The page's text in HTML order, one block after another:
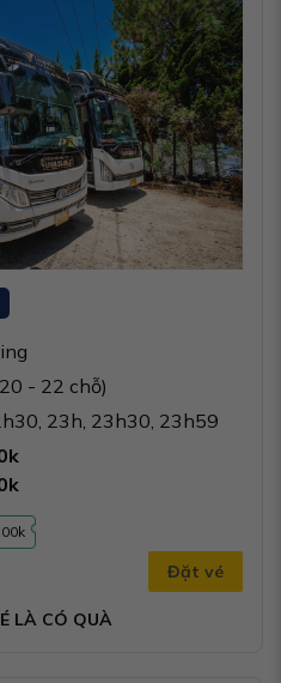
- 22 chỗ)
23h, 23h30, 23h59
Đặt vé
LÀ CÓ QUÀ